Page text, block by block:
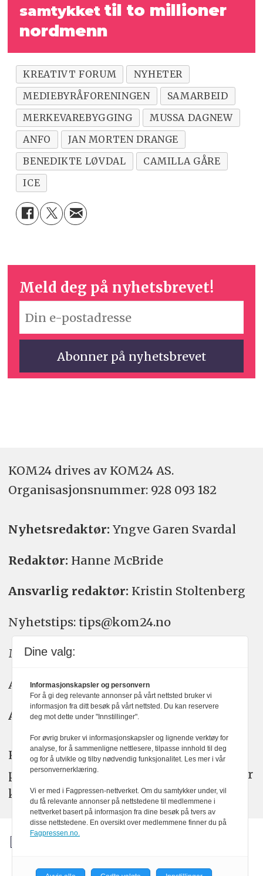
samtykkettil to millioner
nordmenn
KREATIVT FORUM
NYHETER
MEDIEBYRÅFORENINGEN
SAMARBEID
MERKEVAREBYGGING
MUSSA DAGNEW
ANFO
JAN MORTEN DRANGE
BENEDIKTE LØVDAL
CAMILLA GÅRE
ICE
Meld deg på nyhetsbrevet!
KOM24 drives av KOM24 AS.
Organisasjons­nummer: 928 093 182
Nyhetsredaktør: Yngve Garen Svardal
Redaktør: Hanne McBride
Ansvarlig redaktør: Kristin Stoltenberg
Nyhetstips: tips@kom24.no
Meninger: meninger@kom24.no
Annonse: annonse@watchmedia.no
Abonnement:kom24@watchmedia.no
KOM24 arbeider etter Vær Varsom-
plakatens regler for god presseskikk. Her
kan du lese mer omPFUsarbeid.
Dine valg:
Informasjonskapsler og personvern
For å gi deg relevante annonser på vårt nettsted bruker vi
informasjon fra ditt besøk på vårt nettsted. Du kan reservere
deg mot dette under "Innstillinger".
For øvrig bruker vi informasjonskapsler og lignende verktøy for
analyse, for å sammenligne nettlesere, tilpasse innhold til deg
og for å utvikle og tilby nødvendig funksjonalitet. Les mer i vår
personvernerklæring.
Vi er med i Fagpressen-nettverket. Om du samtykker under, vil
du få relevante annonser på nettstedene til medlemmene i
nettverket basert på informasjon fra dine besøk på tvers av
disse nettstedene. En oversikt over medlemmene finner du på
Fagpressen.no.